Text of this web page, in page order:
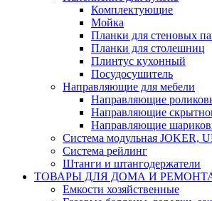
Комплектующие
Мойка
Планки для стеновых
Планки для столешниц
Плинтус кухонный
Посудосушитель
Направляющие для мебели
Направляющие
Направляющие
Направляющие
Система модульная JOKER,
Система рейлинг
Штанги и штангодержатели
ТОВАРЫ ДЛЯ ДОМА И
Емкости хозяйственные